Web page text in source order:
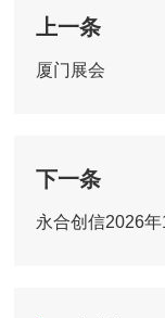
上一条
厦门展会
下一条
永合创信2026